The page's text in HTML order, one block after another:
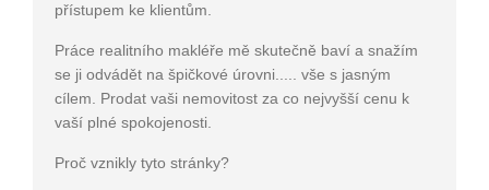
přístupem ke klientům.
Práce realitního makléře mě skutečně baví a snažím
se ji odvádět na špičkové úrovni..... vše s jasným
cílem. Prodat vaši nemovitost za co nejvyšší cenu k
vaší plné spokojenosti.
Proč vznikly tyto stránky?